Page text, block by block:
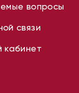
вопросы
связи
кабинет